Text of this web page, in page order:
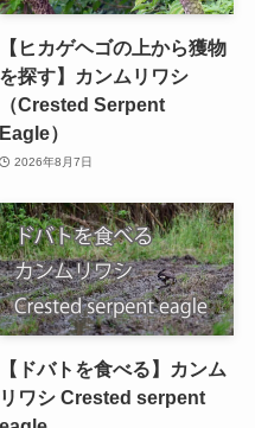
【ヒカゲヘゴの上から獲物
を探す】カンムリワシ
（Crested Serpent
Eagle）
2026年8月7日
【ドバトを食べる】カンム
リワシ Crested serpent